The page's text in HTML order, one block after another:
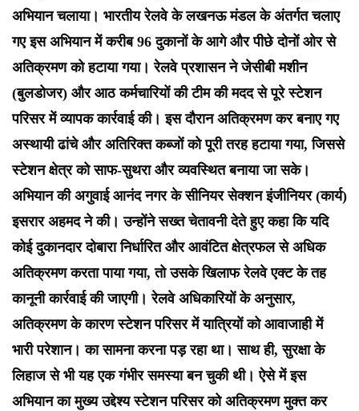
अभियान चलाया। भारतीय रेलवे के लखनऊ मंडल के अंतर्गत चलाए
गए इस अभियान में करीब 96 दुकानों के आगे और पीछे दोनों ओर से
अतिक्रमण को हटाया गया। रेलवे प्रशासन ने जेसीबी मशीन
(बुलडोजर) और आठ कर्मचारियों की टीम की मदद से पूरे स्टेशन
परिसर में व्यापक कार्रवाई की। इस दौरान अतिक्रमण कर बनाए गए
अस्थायी ढांचे और अतिरिक्त कब्जों को पूरी तरह हटाया गया, जिससे
स्टेशन क्षेत्र को साफ-सुथरा और व्यवस्थित बनाया जा सके।
अभियान की अगुवाई आनंद नगर के सीनियर सेक्शन इंजीनियर (कार्य)
इसरार अहमद ने की। उन्होंने सख्त चेतावनी देते हुए कहा कि यदि
कोई दुकानदार दोबारा निर्धारित और आवंटित क्षेत्रफल से अधिक
अतिक्रमण करता पाया गया, तो उसके खिलाफ रेलवे एक्ट के तह
कानूनी कार्रवाई की जाएगी। रेलवे अधिकारियों के अनुसार,
अतिक्रमण के कारण स्टेशन परिसर में यात्रियों को आवाजाही में
भारी परेशान। का सामना करना पड़ रहा था। साथ ही, सुरक्षा के
लिहाज से भी यह एक गंभीर समस्या बन चुकी थी। ऐसे में इस
अभियान का मुख्य उद्देश्य स्टेशन परिसर को अतिक्रमण मुक्त कर